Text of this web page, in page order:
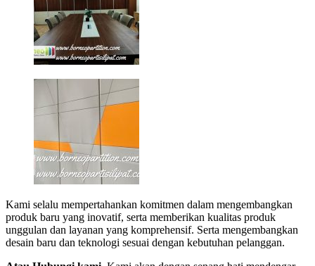
Kami selalu mempertahankan komitmen dalam mengembangkan
produk baru yang inovatif, serta memberikan kualitas produk
unggulan dan layanan yang komprehensif. Serta mengembangkan
desain baru dan teknologi sesuai dengan kebutuhan pelanggan.